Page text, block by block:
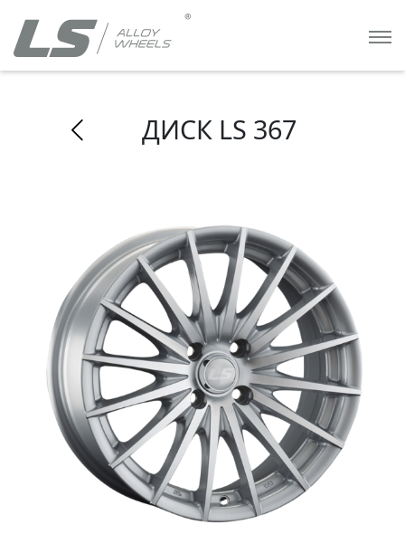
ДИСК LS 367